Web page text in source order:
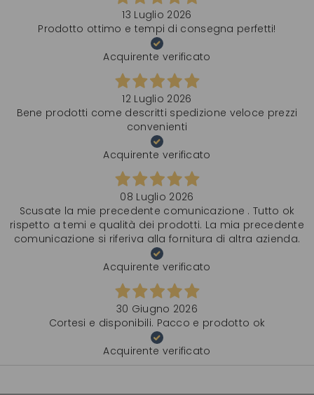
13 Luglio 2026
Prodotto ottimo e tempi di consegna perfetti!
Acquirente verificato
12 Luglio 2026
Bene prodotti come descritti spedizione veloce prezzi
convenienti
Acquirente verificato
08 Luglio 2026
Scusate la mie precedente comunicazione . Tutto ok
rispetto a temi e qualità dei prodotti. La mia precedente
comunicazione si riferiva alla fornitura di altra azienda.
Acquirente verificato
30 Giugno 2026
Cortesi e disponibili. Pacco e prodotto ok
Acquirente verificato